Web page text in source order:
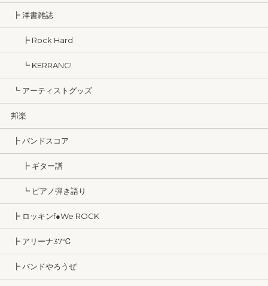
┣ 洋書雑誌
┣ Rock Hard
┗ KERRANG!
┗ アーティストグッズ
邦楽
┣ バンドスコア
┣ ギター譜
┗ ピアノ弾き語り
┣ ロッキンf●We ROCK
┣ アリーナ37℃
┣ バンドやろうぜ